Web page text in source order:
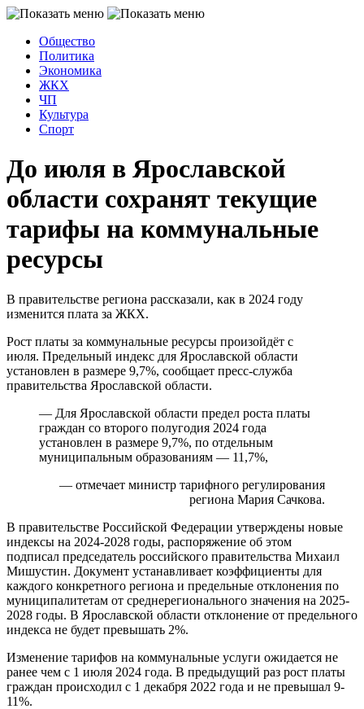
Общество
Политика
Экономика
ЖКХ
ЧП
Культура
Спорт
До июля в Ярославской
области сохранят текущие
тарифы на коммунальные
ресурсы
В правительстве региона рассказали, как в 2024 году
изменится плата за ЖКХ.
Рост платы за коммунальные ресурсы произойдёт с
июля. Предельный индекс для Ярославской области
установлен в размере 9,7%, сообщает пресс-служба
правительства Ярославской области.
— Для Ярославской области предел роста платы
граждан со второго полугодия 2024 года
установлен в размере 9,7%, по отдельным
муниципальным образованиям — 11,7%,
— отмечает министр тарифного регулирования
региона Мария Сачкова.
В правительстве Российской Федерации утверждены новые
индексы на 2024-2028 годы, распоряжение об этом
подписал председатель российского правительства Михаил
Мишустин. Документ устанавливает коэффициенты для
каждого конкретного региона и предельные отклонения по
муниципалитетам от среднерегионального значения на 2025-
2028 годы. В Ярославской области отклонение от предельного
индекса не будет превышать 2%.
Изменение тарифов на коммунальные услуги ожидается не
ранее чем с 1 июля 2024 года. В предыдущий раз рост платы
граждан происходил с 1 декабря 2022 года и не превышал 9-
11%.